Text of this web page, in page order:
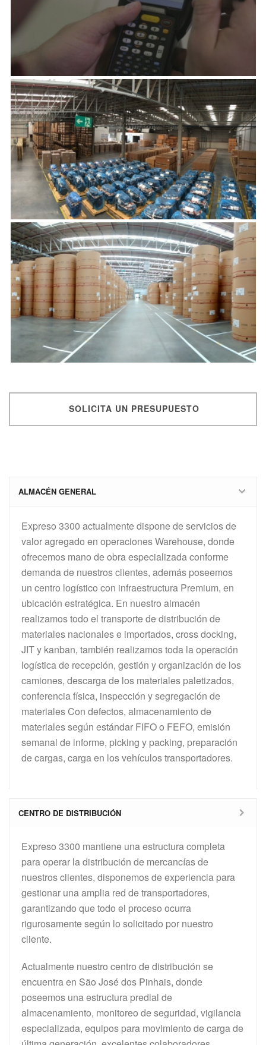
SOLICITA UN PRESUPUESTO
ALMACÉN GENERAL
Expreso 3300 actualmente dispone de servicios de
valor agregado en operaciones Warehouse, donde
ofrecemos mano de obra especializada conforme
demanda de nuestros clientes, además poseemos
un centro logístico con infraestructura Premium, en
ubicación estratégica. En nuestro almacén
realizamos todo el transporte de distribución de
materiales nacionales e importados, cross docking,
JIT y kanban, también realizamos toda la operación
logística de recepción, gestión y organización de los
camiones, descarga de los materiales paletizados,
conferencia física, inspección y segregación de
materiales Con defectos, almacenamiento de
materiales según estándar FIFO o FEFO, emisión
semanal de informe, picking y packing, preparación
de cargas, carga en los vehículos transportadores.
CENTRO DE DISTRIBUCIÓN
Expreso 3300 mantiene una estructura completa
para operar la distribución de mercancías de
nuestros clientes, disponemos de experiencia para
gestionar una amplia red de transportadores,
garantizando que todo el proceso ocurra
rigurosamente según lo solicitado por nuestro
cliente.
Actualmente nuestro centro de distribución se
encuentra en São José dos Pinhais, donde
poseemos una estructura predial de
almacenamiento, monitoreo de seguridad, vigilancia
especializada, equipos para movimiento de carga de